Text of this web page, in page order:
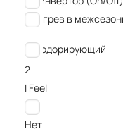
Обогрев в
дезодорирующий
2
I Feel
Нет
Нет